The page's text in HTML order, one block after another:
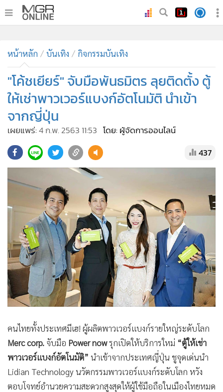
• ทันเหตุการณ์
• ภาคใต้
ภูมิภาค
• Online Section
• บันเทิง
• ผู้จัดการรายวัน
• คอลัมนิสต์
• ละคร
•
Cyber BIZ
• ผู้จัดกวน
Good health & Well-being
Green Innovation & SD
• Management & HR
• MGR Live
•
Infographic
• การเมือง
• กีฬา
• ต่างประเทศ
• Special Scoop
• เศรษฐกิจ-ธุรกิจ
หน้าหลัก บันเทิง กิจกรรมบันเทิง
"โค้ชเยียร์" จับมือพันธมิตร ลุยติดตั้ง ตู้
ให้เช่าพาวเวอร์แบงก์อัตโนมัติ นำเข้า
จากญี่ปุ่น
เผยแพร่:4 ก.พ. 2563 11:53 โดย: ผู้จัดการออนไลน์
437
คนไทยทั้งประเทศมีเฮ! ผู้ผลิตพาวเวอร์แบงก์รายใหญ่ระดับโลก
Merc corp. จับมือ Power nowรุกเปิดให้บริการใหม่ “ตู้ให้เช่า
พาวเวอร์แบงก์อัตโนมัติ” นำเข้าจากประเทศญี่ปุ่น ชูจุดเด่นนำ
Lidian Technology นวัตกรรมพาวเวอร์แบงก์ระดับโลก หวัง
ตอบโจทย์อำนวยความสะดวกสูงสุดให้ผู้ใช้มือถือในเมืองไทยหมด